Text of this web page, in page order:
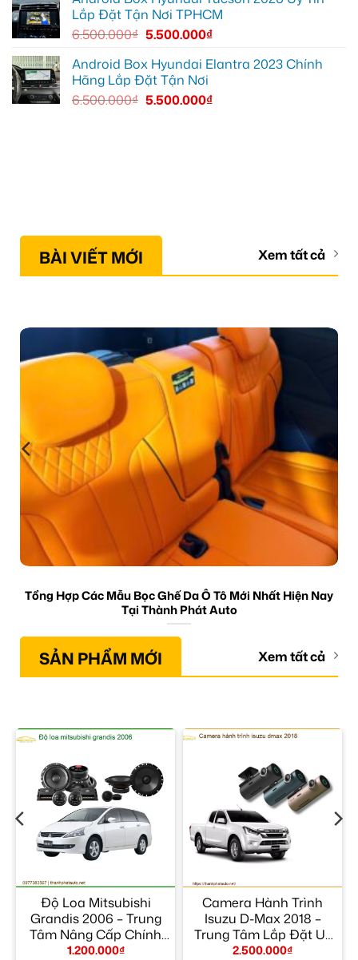
Lắp Đặt Tận Nơi TPHCM
6.500.000₫ 5.500.000₫
Android Box Hyundai Elantra 2023 Chính
Hãng Lắp Đặt Tận Nơi
6.500.000₫ 5.500.000₫
BÀI VIẾT MỚI Xem tất cả
Tổng Hợp Các Mẫu Bọc Ghế Da Ô Tô Mới Nhất Hiện Nay
Tại Thành Phát Auto
SẢN PHẨM MỚI Xem tất cả
Độ Loa Mitsubishi
Grandis 2006 – Trung
Tâm Nâng Cấp Chính
Hãng TPHCM
1.200.000₫
Camera Hành Trình
Isuzu D-Max 2018 –
Trung Tâm Lắp Đặt Uy
Tín TPHCM
2.500.000₫